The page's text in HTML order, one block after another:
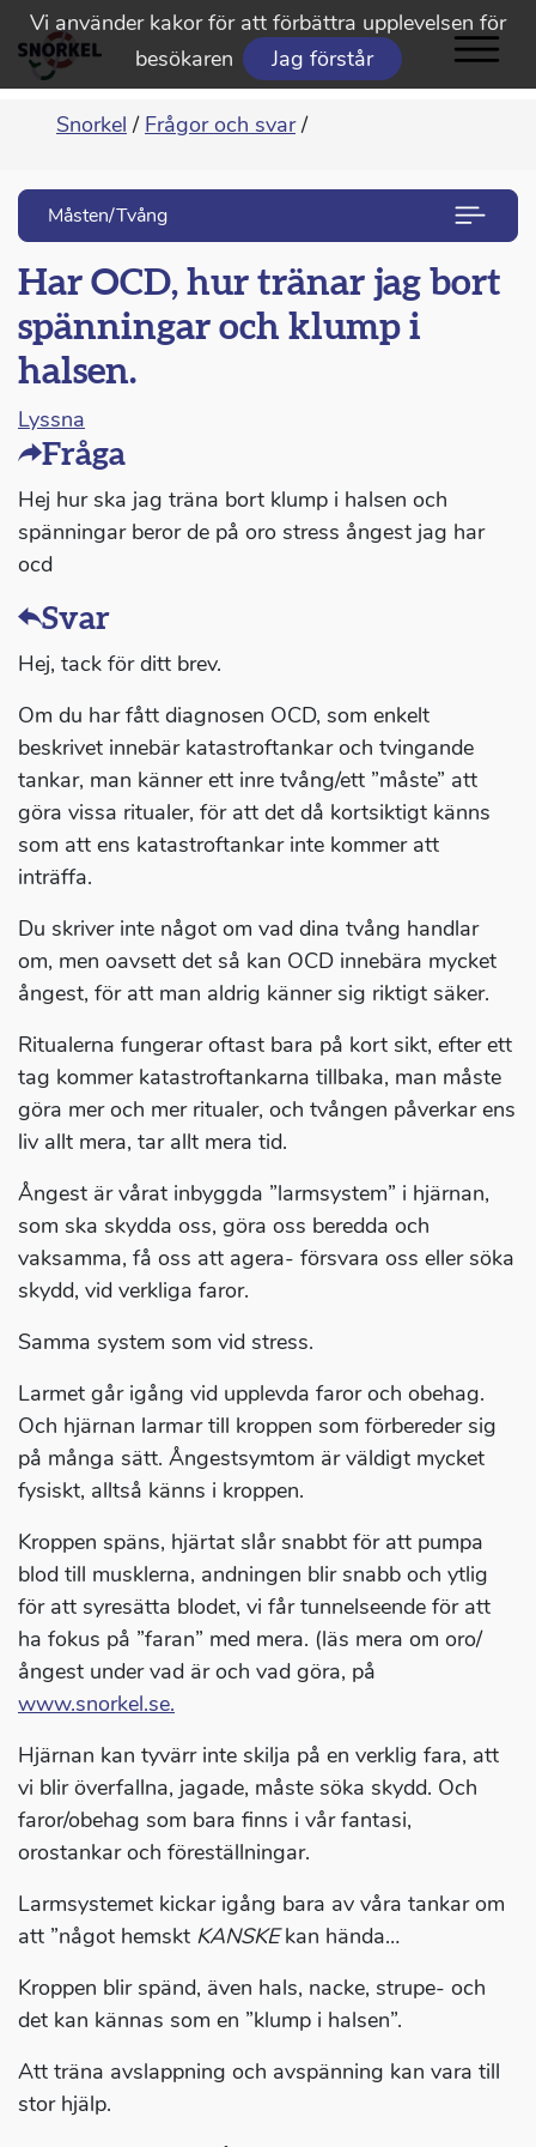
Vi använder kakor för att förbättra upplevelsen för
besökaren
Jag förstår
Snorkel / Frågor och svar /
Måsten/Tvång
Har OCD, hur tränar jag bort
spänningar och klump i
halsen.
Lyssna
Fråga
Hej hur ska jag träna bort klump i halsen och
spänningar beror de på oro stress ångest jag har
ocd
Svar
Hej, tack för ditt brev.
Om du har fått diagnosen OCD, som enkelt
beskrivet innebär katastroftankar och tvingande
tankar, man känner ett inre tvång/ett ”måste” att
göra vissa ritualer, för att det då kortsiktigt känns
som att ens katastroftankar inte kommer att
inträffa.
Du skriver inte något om vad dina tvång handlar
om, men oavsett det så kan OCD innebära mycket
ångest, för att man aldrig känner sig riktigt säker.
Ritualerna fungerar oftast bara på kort sikt, efter ett
tag kommer katastroftankarna tillbaka, man måste
göra mer och mer ritualer, och tvången påverkar ens
liv allt mera, tar allt mera tid.
Ångest är vårat inbyggda ”larmsystem” i hjärnan,
som ska skydda oss, göra oss beredda och
vaksamma, få oss att agera- försvara oss eller söka
skydd, vid verkliga faror.
Samma system som vid stress.
Larmet går igång vid upplevda faror och obehag.
Och hjärnan larmar till kroppen som förbereder sig
på många sätt. Ångestsymtom är väldigt mycket
fysiskt, alltså känns i kroppen.
Kroppen späns, hjärtat slår snabbt för att pumpa
blod till musklerna, andningen blir snabb och ytlig
för att syresätta blodet, vi får tunnelseende för att
ha fokus på ”faran” med mera. (läs mera om oro/
ångest under vad är och vad göra, på
www.snorkel.se.
Hjärnan kan tyvärr inte skilja på en verklig fara, att
vi blir överfallna, jagade, måste söka skydd. Och
faror/obehag som bara finns i vår fantasi,
orostankar och föreställningar.
Larmsystemet kickar igång bara av våra tankar om
att ”något hemskt KANSKEkan hända…
Kroppen blir spänd, även hals, nacke, strupe- och
det kan kännas som en ”klump i halsen”.
Att träna avslappning och avspänning kan vara till
stor hjälp.